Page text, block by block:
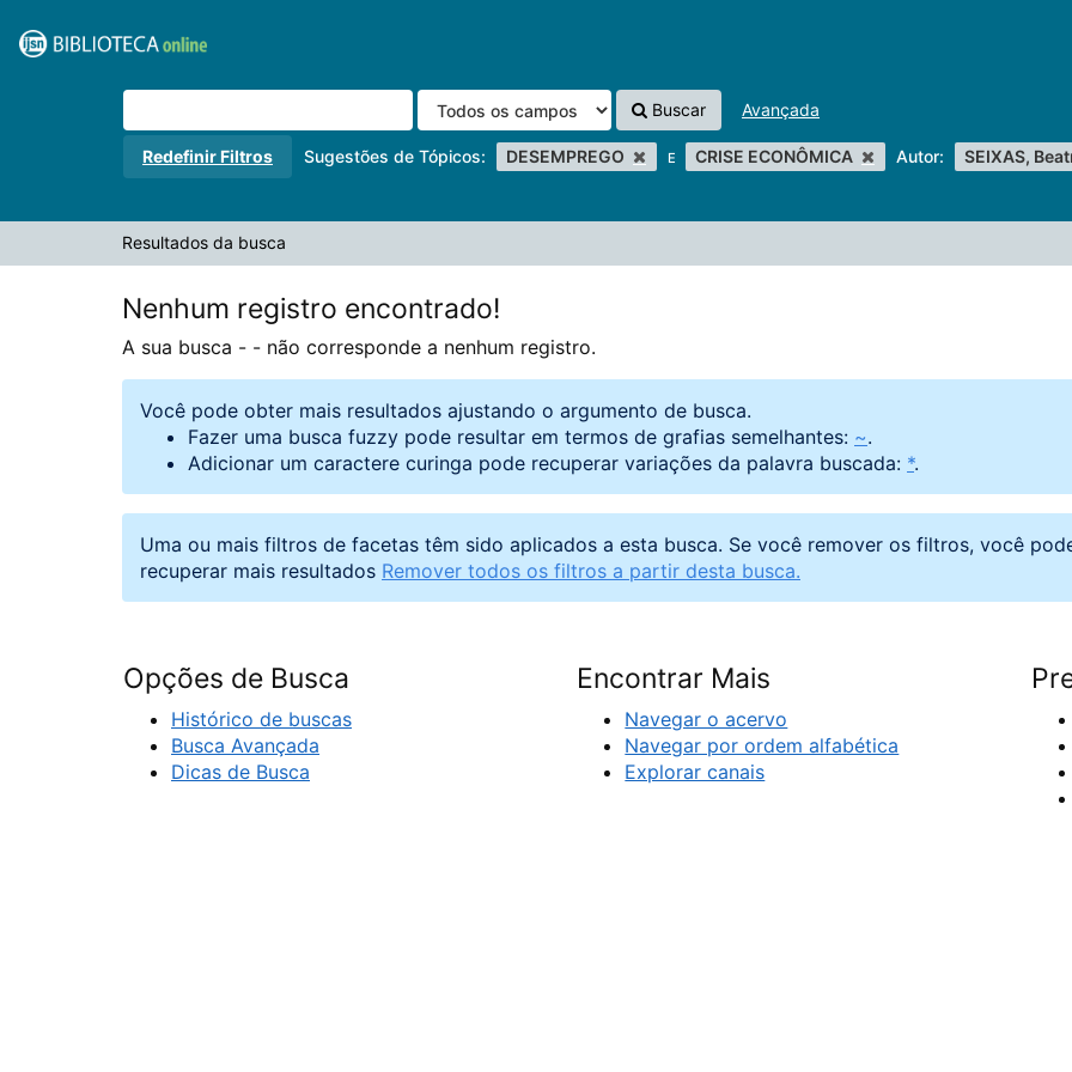
VuFind
Buscar Avançada
Redefinir Filtros Sugestões de Tópicos: DESEMPREGO E CRISE ECONÔMICA Autor: SEIXAS,
Resultados da busca
Nenhum registro encontrado!
A sua busca - - não corresponde a nenhum registro.
Você pode obter mais resultados ajustando o argumento de busca.
Fazer uma busca fuzzy pode resultar em termos de grafias semelhantes: ~.
Adicionar um caractere curinga pode recuperar variações da palavra buscada: *.
Uma ou mais filtros de facetas têm sido aplicados a esta busca. Se você remover os filtros, você
recuperar mais resultados Remover todos os filtros a partir desta busca.
Opções de Busca
Histórico de buscas
Busca Avançada
Dicas de Busca
Encontrar Mais
Navegar o acervo
Navegar por ordem alfabética
Explorar canais